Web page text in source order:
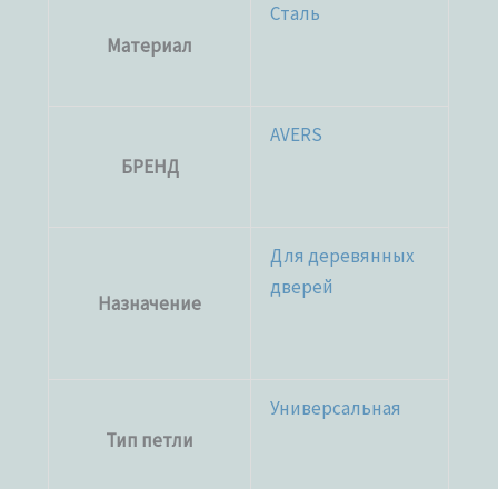
Материал
Сталь
БРЕНД
AVERS
Назначение
Для деревянных
дверей
Тип петли
Универсальная